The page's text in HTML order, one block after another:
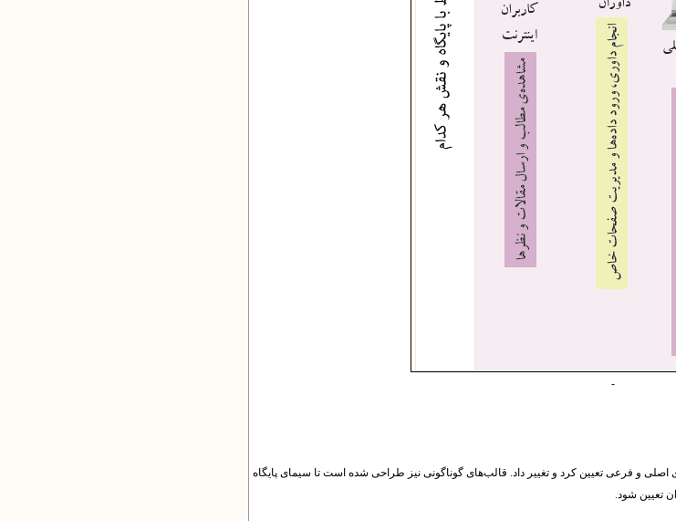
-
و فرعی تعیین کرد و تغییر داد. قالب‌های گوناگونی نیز طراحی شده است تا سیمای پایگاه‌
تعیین شود.